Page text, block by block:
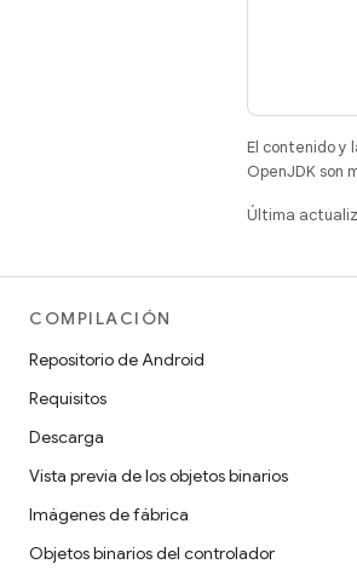
El contenido y
OpenJDK son
Última
COMPILACIÓN
Repositorio de Android
Requisitos
Descarga
Vista previa de los objetos binarios
Imágenes de fábrica
Objetos binarios del controlador